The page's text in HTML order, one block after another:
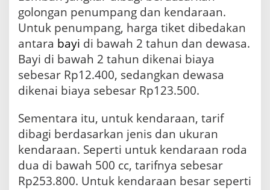
golongan penumpang dan kendaraan.
Untuk penumpang, harga tiket dibedakan
antara bayi di bawah 2 tahun dan dewasa.
Bayi di bawah 2 tahun dikenai biaya
sebesar Rp12.400, sedangkan dewasa
dikenai biaya sebesar Rp123.500.
Sementara itu, untuk kendaraan, tarif
dibagi berdasarkan jenis dan ukuran
kendaraan. Seperti untuk kendaraan roda
dua di bawah 500 cc, tarifnya sebesar
Rp253.800. Untuk kendaraan besar seperti